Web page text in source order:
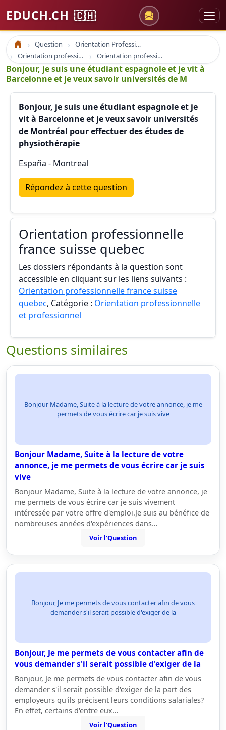
EDUCH.CH 🇨🇭
Accueil Question
Orientation Professionnelle
Orientation professionnelle et professionnel
Orientation professionnelle france suisse quebec
Bonjour, je suis une étudiant espagnole et je vit à
Barcelonne et je veux savoir universités de M
Bonjour, je suis une étudiant espagnole et je
vit à Barcelonne et je veux savoir universités
de Montréal pour effectuer des études de
physiothérapie
España - Montreal
Répondez à cette question
Orientation professionnelle
france suisse quebec
Les dossiers répondants à la question sont
accessible en cliquant sur les liens suivants :
Orientation professionnelle france suisse
quebec, Catégorie : Orientation professionnelle
et professionnel
Questions similaires
Bonjour Madame, Suite à la lecture de votre annonce, je me
permets de vous écrire car je suis vive
Bonjour Madame, Suite à la lecture de votre
annonce, je me permets de vous écrire car je suis
vive
Bonjour Madame, Suite à la lecture de votre annonce, je
me permets de vous écrire car je suis vivement
intéressée par votre offre d'emploi.Je suis au bénéfice de
nombreuses années d'expériences dans…
Voir l'Question
Bonjour, Je me permets de vous contacter afin de vous
demander s'il serait possible d'exiger de la
Bonjour, Je me permets de vous contacter afin de
vous demander s'il serait possible d'exiger de la
Bonjour, Je me permets de vous contacter afin de vous
demander s'il serait possible d'exiger de la part des
employeurs qu'ils précisent leurs conditions salariales?
En effet, certains d'entre eux…
Voir l'Question